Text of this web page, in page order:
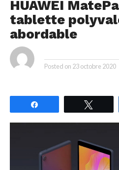
HUAWEI
tablette
abordable
Posted on 23 octobre 2020